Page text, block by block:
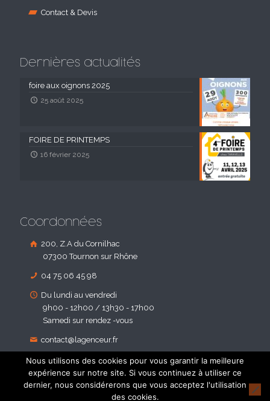
Contact & Devis
Dernières actualités
foire aux oignons 2025
25 août 2025
FOIRE DE PRINTEMPS
16 février 2025
Coordonnées
200, Z.A du Cornilhac
07300 Tournon sur Rhône
04 75 06 45 98
Du lundi au vendredi
9h00 - 12h00 / 13h30 - 17h00
Samedi sur rendez -vous
contact@lagenceur.fr
Nous utilisons des cookies pour vous garantir la meilleure
expérience sur notre site. Si vous continuez à utiliser ce
dernier, nous considérerons que vous acceptez l'utilisation
des cookies.